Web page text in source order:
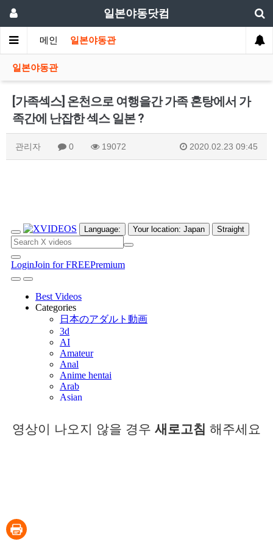
일본야동닷컴
메인 일본야동관
일본야동관
[가족섹스] 온천으로 여행을간 가족 혼탕에서 가
족간에 난잡한 섹스 일본 ?
관리자 0 19072 2020.02.23 09:45
영상이 나오지 않을 경우 새로고침 해주세요